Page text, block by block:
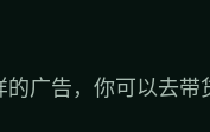
广告，你可以去带